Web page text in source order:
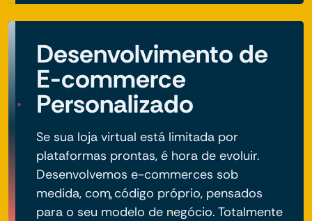
Desenvolvimento de
E-commerce
Personalizado
Se sua loja virtual está limitada por
plataformas prontas, é hora de evoluir.
Desenvolvemos e-commerces sob
medida, com código próprio, pensados
para o seu modelo de negócio. Totalmente